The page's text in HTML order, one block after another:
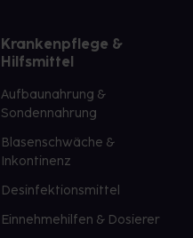
Krankenpflege &
Hilfsmittel
Aufbaunahrung &
Sondennahrung
Blasenschwäche &
Inkontinenz
Desinfektionsmittel
Einnehmehilfen & Dosierer